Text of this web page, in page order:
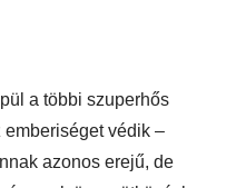
a többi szuperhős
védik –
azonos erejű, de